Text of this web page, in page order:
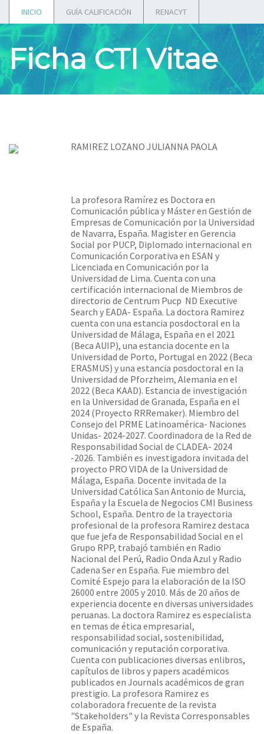
INICIO GUÍA CALIFICACIÓN RENACYT
Ficha CTI Vitae
RAMIREZ LOZANO JULIANNA PAOLA
La profesora Ramírez es Doctora en
Comunicación pública y Máster en Gestión de
Empresas de Comunicación por la Universidad
de Navarra, España. Magister en Gerencia
Social por PUCP, Diplomado internacional en
Comunicación Corporativa en ESAN y
Licenciada en Comunicación por la
Universidad de Lima. Cuenta con una
certificación internacional de Miembros de
directorio de Centrum Pucp  ND Executive
Search y EADA- España. La doctora Ramirez
cuenta con una estancia posdoctoral en la
Universidad de Málaga, España en el 2021
(Beca AUIP), una estancia docente en la
Universidad de Porto, Portugal en 2022 (Beca
ERASMUS) y una estancia posdoctoral en la
Universidad de Pforzheim, Alemania en el
2022 (Beca KAAD). Estancia de investigación
en la Universidad de Granada, España en el
2024 (Proyecto RRRemaker). Miembro del
Consejo del PRME Latinoamérica- Naciones
Unidas- 2024-2027. Coordinadora de la Red de
Responsabilidad Social de CLADEA- 2024
-2026. También es investigadora invitada del
proyecto PRO VIDA de la Universidad de
Málaga, España. Docente invitada de la
Universidad Católica San Antonio de Murcia,
España y la Escuela de Negocios CMI Business
School, España. Dentro de la trayectoria
profesional de la profesora Ramirez destaca
que fue jefa de Responsabilidad Social en el
Grupo RPP, trabajó también en Radio
Nacional del Perú, Radio Onda Azul y Radio
Cadena Ser en España. Fue miembro del
Comité Espejo para la elaboración de la ISO
26000 entre 2005 y 2010. Más de 20 años de
experiencia docente en diversas universidades
peruanas. La doctora Ramirez es especialista
en temas de ética empresarial,
responsabilidad social, sostenibilidad,
comunicación y reputación corporativa.
Cuenta con publicaciones diversas enlibros,
capítulos de libros y papers académicos
publicados en Journals académicos de gran
prestigio. La profesora Ramirez es
colaboradora frecuente de la revista
"Stakeholders" y la Revista Corresponsables
de España.